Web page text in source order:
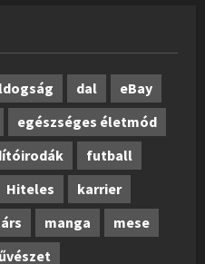
dal
eBay
egészséges életmód
futball
Hiteles
karrier
manga
mese